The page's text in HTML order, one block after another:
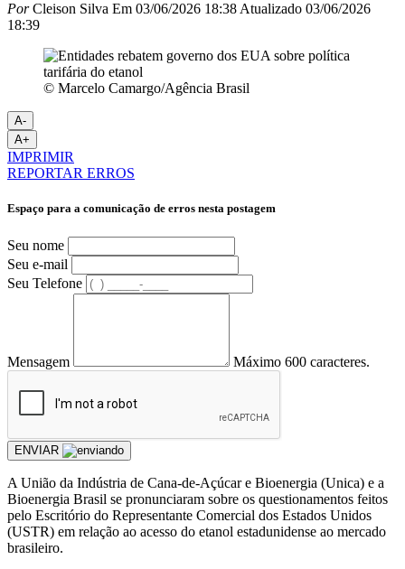
PorCleison Silva Em 03/06/2026 18:38 Atualizado 03/06/2026
18:39
© Marcelo Camargo/Agência Brasil
A-
A+
IMPRIMIR
REPORTAR ERROS
Espaço para a comunicação de erros nesta postagem
Seu nome
Seu e-mail
Seu Telefone
Mensagem Máximo 600 caracteres.
ENVIAR
A União da Indústria de Cana-de-Açúcar e Bioenergia (Unica) e a
Bioenergia Brasil se pronunciaram sobre os questionamentos feitos
pelo Escritório do Representante Comercial dos Estados Unidos
(USTR) em relação ao acesso do etanol estadunidense ao mercado
brasileiro.